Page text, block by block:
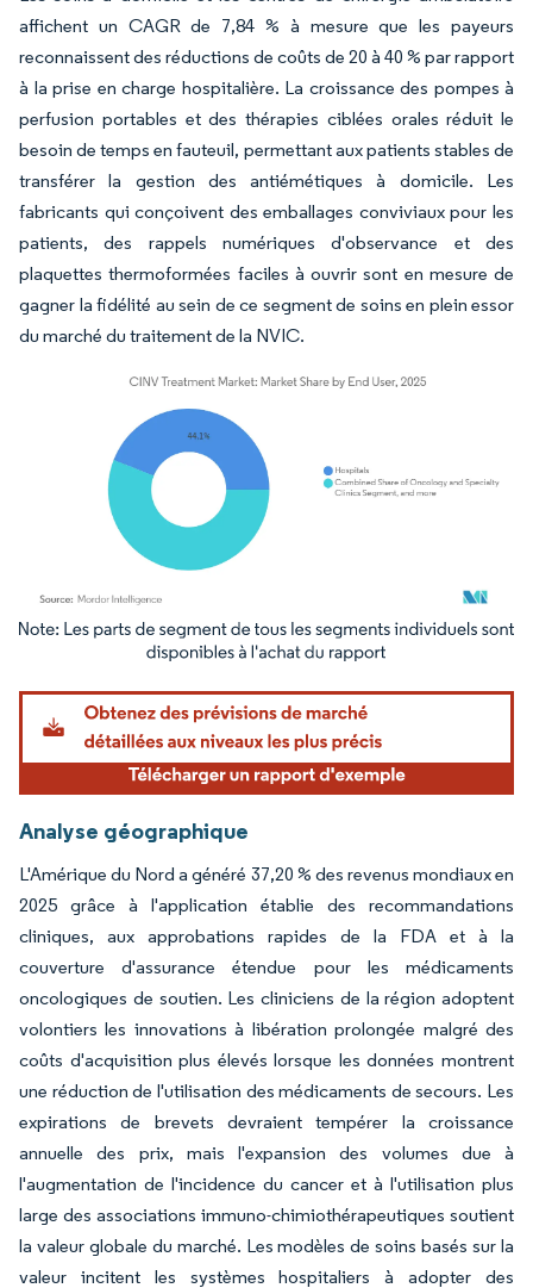
affichent un CAGR de 7,84 % à mesure que les payeurs
reconnaissent des réductions de coûts de 20 à 40 % par rapport
à la prise en charge hospitalière. La croissance des pompes à
perfusion portables et des thérapies ciblées orales réduit le
besoin de temps en fauteuil, permettant aux patients stables de
transférer la gestion des antiémétiques à domicile. Les
fabricants qui conçoivent des emballages conviviaux pour les
patients, des rappels numériques d'observance et des
plaquettes thermoformées faciles à ouvrir sont en mesure de
gagner la fidélité au sein de ce segment de soins en plein essor
du marché du traitement de la NVIC.
Image © Mordor Intelligence. La réutilisation nécessite une attribution sous CC BY
Analyse géographique
L'Amérique du Nord a généré 37,20 % des revenus mondiaux en
2025 grâce à l'application établie des recommandations
cliniques, aux approbations rapides de la FDA et à la
couverture d'assurance étendue pour les médicaments
oncologiques de soutien. Les cliniciens de la région adoptent
volontiers les innovations à libération prolongée malgré des
coûts d'acquisition plus élevés lorsque les données montrent
une réduction de l'utilisation des médicaments de secours. Les
expirations de brevets devraient tempérer la croissance
annuelle des prix, mais l'expansion des volumes due à
l'augmentation de l'incidence du cancer et à l'utilisation plus
large des associations immuno-chimiothérapeutiques soutient
la valeur globale du marché. Les modèles de soins basés sur la
valeur incitent les systèmes hospitaliers à adopter des